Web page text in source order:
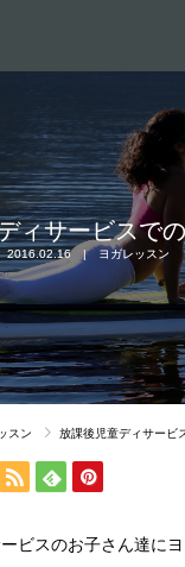
ィサービスで
2016.02.16 ヨガレッスン
スン 放課後児童ディサービ
ビスのお子さん達に